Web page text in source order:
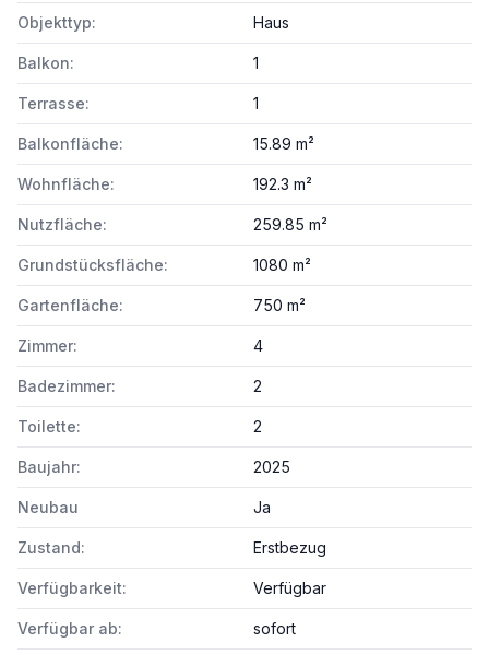
Objekttyp: Haus
Balkon: 1
Terrasse: 1
Balkonfläche: 15.89 m²
Wohnfläche: 192.3 m²
Nutzfläche: 259.85 m²
Grundstücksfläche: 1080 m²
Gartenfläche: 750 m²
Zimmer: 4
Badezimmer: 2
Toilette: 2
Baujahr: 2025
Neubau Ja
Zustand: Erstbezug
Verfügbarkeit: Verfügbar
Verfügbar ab: sofort